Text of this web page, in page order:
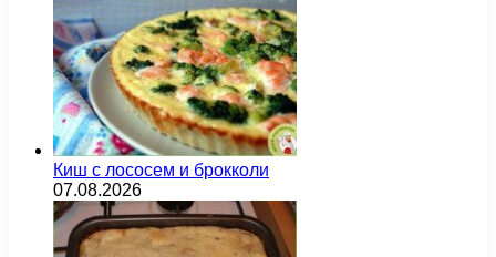
Киш с лососем и брокколи
07.08.2026